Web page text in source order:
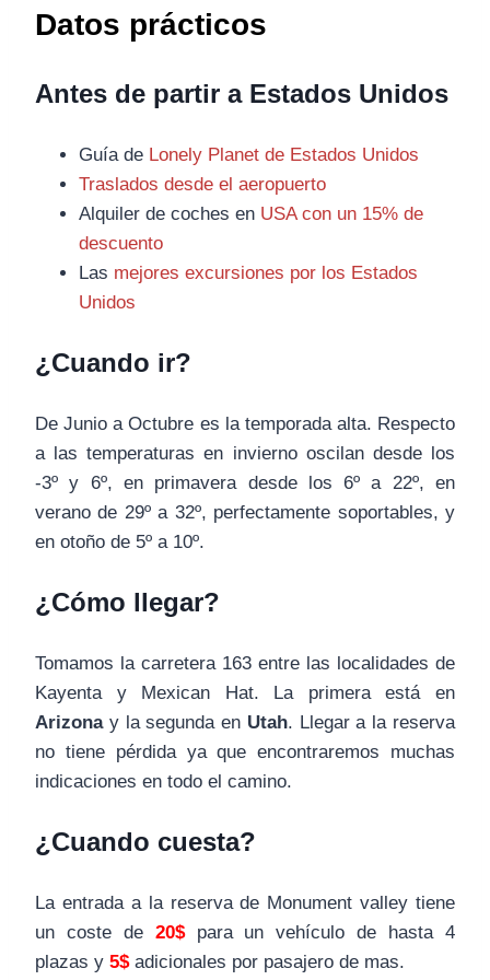
Datos prácticos
Antes de partir a Estados Unidos
Guía de Lonely Planet de Estados Unidos
Traslados desde el aeropuerto
Alquiler de coches en USA con un 15% de
descuento
Las mejores excursiones por los Estados
Unidos
¿Cuando ir?
De Junio a Octubre es la temporada alta. Respecto
a las temperaturas en invierno oscilan desde los
-3º y 6º, en primavera desde los 6º a 22º, en
verano de 29º a 32º, perfectamente soportables, y
en otoño de 5º a 10º.
¿Cómo llegar?
Tomamos la carretera 163 entre las localidades de
Kayenta y Mexican Hat. La primera está en
Arizonay la segunda en Utah. Llegar a la reserva
no tiene pérdida ya que encontraremos muchas
indicaciones en todo el camino.
¿Cuando cuesta?
La entrada a la reserva de Monument valley tiene
un coste de20$para un vehículo de hasta 4
plazas y 5$adicionales por pasajero de mas.